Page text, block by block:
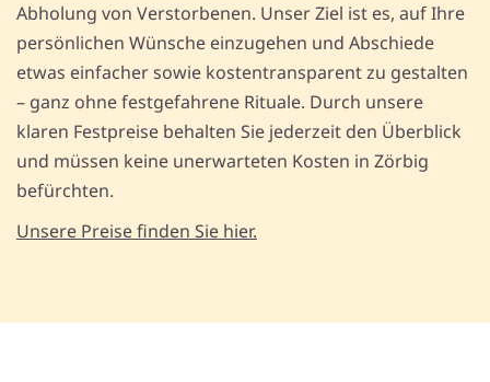
Abholung von Verstorbenen. Unser Ziel ist es, auf Ihre
persönlichen Wünsche einzugehen und Abschiede
etwas einfacher sowie kostentransparent zu gestalten
– ganz ohne festgefahrene Rituale. Durch unsere
klaren Festpreise behalten Sie jederzeit den Überblick
und müssen keine unerwarteten Kosten in Zörbig
befürchten.
Unsere Preise finden Sie hier.